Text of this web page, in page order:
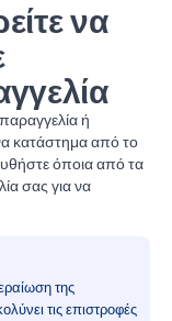
να
ή
κατάστημα από το
όποια από τα
σας για να
της
τις επιστροφές